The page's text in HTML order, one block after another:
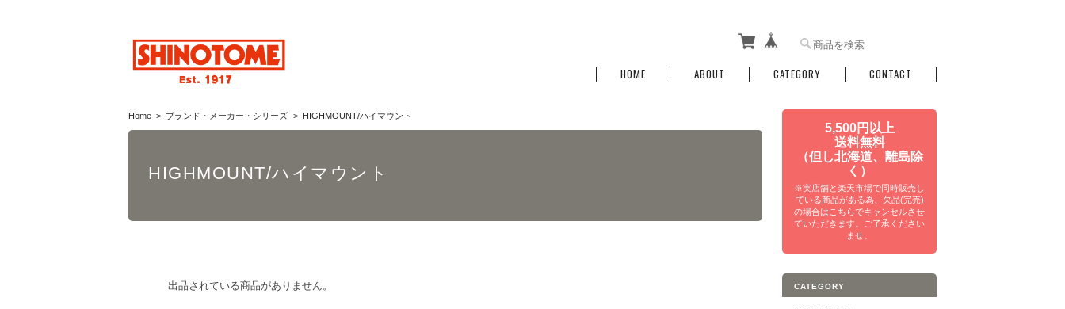
HOME ABOUT CATEGORY CONTACT
Home ブランド・メーカー・シリーズ HIGHMOUNT/ハイマウント
HIGHMOUNT/ハイマウント
出品されている商品がありません。
5,500円以上
送料無料
（但し北海道、離島除
く）
※実店舗と楽天市場で同時販売し
ている商品がある為、欠品(完売)
の場合はこちらでキャンセルさせ
ていただきます。ご了承ください
ませ。
CATEGORY